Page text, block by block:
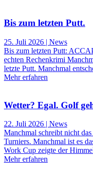
Bis zum letzten Putt.
25. Juli 2026 | News
Bis zum letzten Putt:
echten Rechenkrimi
letzte Putt. Manchmal
Mehr erfahren
Wetter? Egal. Golf
22. Juli 2026 | News
Manchmal schreibt nicht
Turniers. Manchmal ist es
Work Cup zeigte der
Mehr erfahren